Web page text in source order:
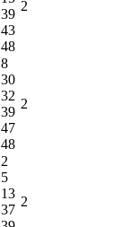
39
43
48
2
8
30
32
39
47
48
2
2
5
13
37
2